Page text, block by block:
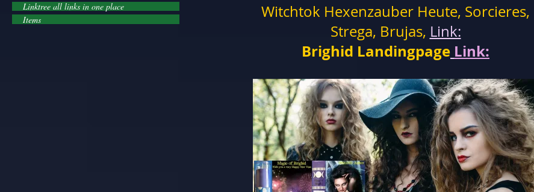
Linktree all links in one place
Items
Witchtok Hexenzauber Heute, Sorcieres,
Strega, Brujas, Link:
Brighid Landingpage Link: